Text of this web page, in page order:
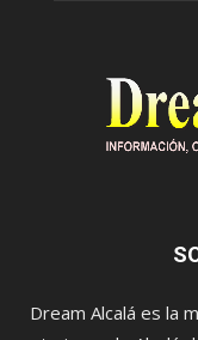
Dream Alcalá es la